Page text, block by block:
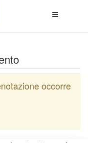
di
occorre